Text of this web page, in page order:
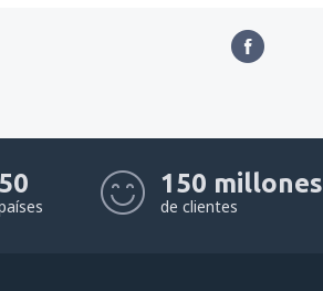
50 150 millones
de clientes